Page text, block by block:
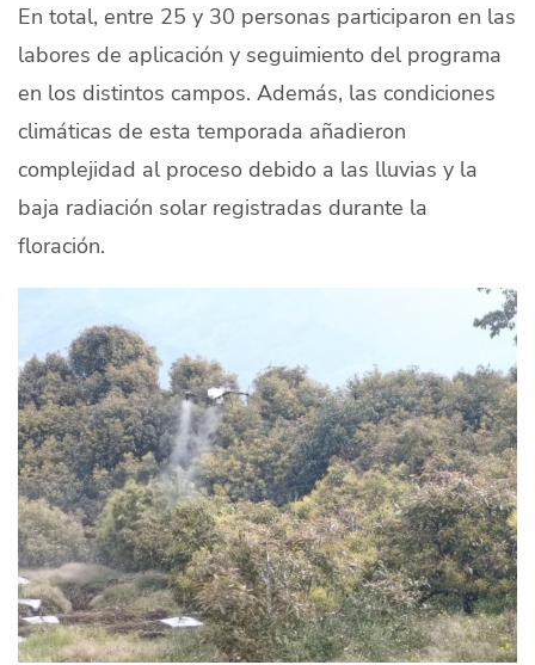
En total, entre 25 y 30 personas participaron en las
labores de aplicación y seguimiento del programa
en los distintos campos. Además, las condiciones
climáticas de esta temporada añadieron
complejidad al proceso debido a las lluvias y la
baja radiación solar registradas durante la
floración.